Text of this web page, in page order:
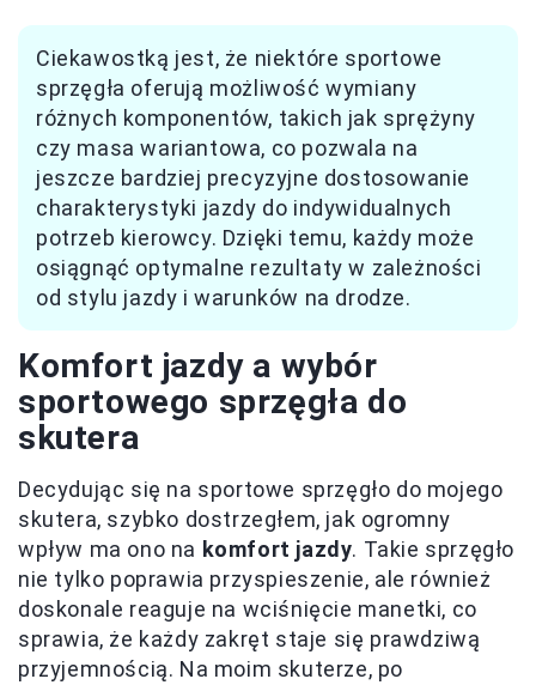
Ciekawostką jest, że niektóre sportowe
sprzęgła oferują możliwość wymiany
różnych komponentów, takich jak sprężyny
czy masa wariantowa, co pozwala na
jeszcze bardziej precyzyjne dostosowanie
charakterystyki jazdy do indywidualnych
potrzeb kierowcy. Dzięki temu, każdy może
osiągnąć optymalne rezultaty w zależności
od stylu jazdy i warunków na drodze.
Komfort jazdy a wybór
sportowego sprzęgła do
skutera
Decydując się na sportowe sprzęgło do mojego
skutera, szybko dostrzegłem, jak ogromny
wpływ ma ono na komfort jazdy. Takie sprzęgło
nie tylko poprawia przyspieszenie, ale również
doskonale reaguje na wciśnięcie manetki, co
sprawia, że każdy zakręt staje się prawdziwą
przyjemnością. Na moim skuterze, po